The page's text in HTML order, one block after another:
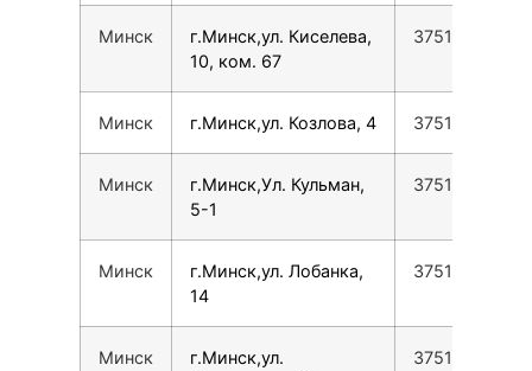
Минск
г.Минск,ул. Киселева,
10, ком. 67
Минск г.Минск,ул. Козлова, 4
Минск
г.Минск,Ул. Кульман,
5-1
Минск
г.Минск,ул. Лобанка,
14
Минск
г.Минск,ул.